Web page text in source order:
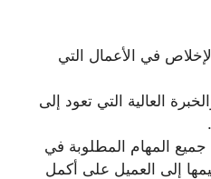
في الأعمال التي
العالية التي تعود إلى
جميع المهام المطلوبة في
إلى العميل على أكمل